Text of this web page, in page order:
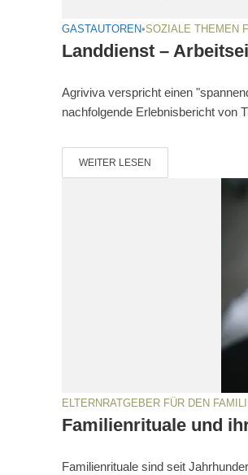
GASTAUTOREN•SOZIALE THEMEN
Landdienst –
Agriviva verspricht einen
nachfolgende Erlebnisbericht von
WEITER LESEN
ELTERNRATGEBER FÜR DEN
Familienrituale und
Familienrituale sind seit